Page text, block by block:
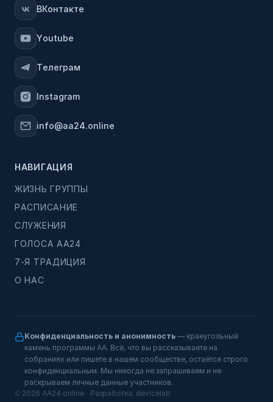
ВКонтакте
Youtube
Телеграм
Instagram
info@aa24.online
НАВИГАЦИЯ
ЖИЗНЬ ГРУППЫ
РАСПИСАНИЕ
СЛУЖЕНИЯ
ГОЛОСА АА24
7-Я ТРАДИЦИЯ
О НАС
Конфиденциальность и анонимность — краеугольный
камень программы АА. Всё, что вы рассказываете на
собраниях или пишете в нашем сообществе, остаётся строго
конфиденциальным. Мы никогда не запрашиваем и не
раскрываем личные данные участников.
© 2026 AA24.online · Разработка: devicelab